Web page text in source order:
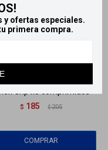
y ofertas especiales.
primera compra.
Llega en2 HS
$ 185 $ 205